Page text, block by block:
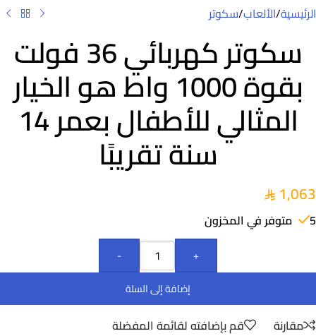
الرئيسية/الألعاب/سكوتر
سكوتر كهربائي 36 فولت
بقوة 1000 واط هو الخيار
المثالي للأطفال بعمر 14
سنة تقريبًا
1,063
5 متوفر في المخزون
-
+
إضافة إلى السلة
مقارنة قم بإضافته لقائمة المفضلة